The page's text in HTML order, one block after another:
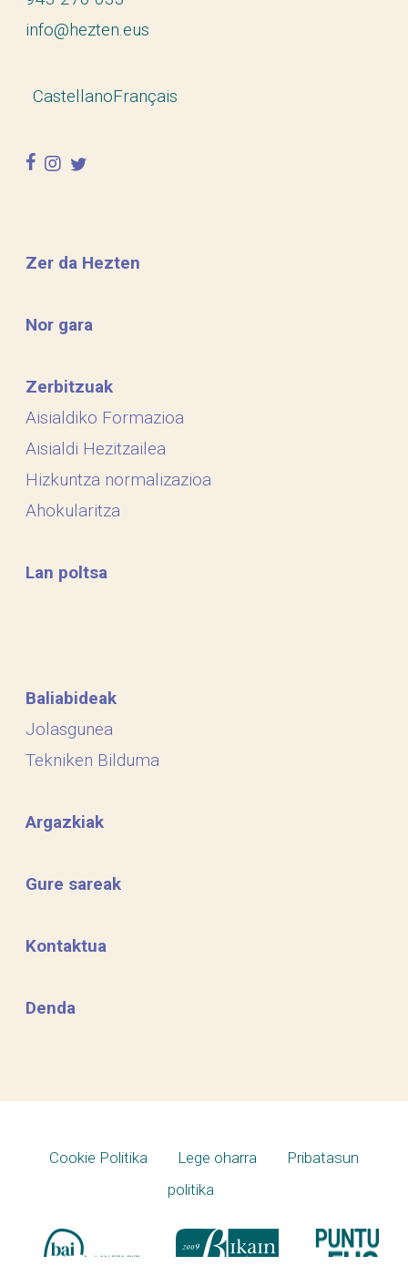
info@hezten.eus
CastellanoFrançais
facebook
instagram
twitter
Zer da Hezten
Nor gara
Zerbitzuak
Aisialdiko Formazioa
Aisialdi Hezitzailea
Hizkuntza normalizazioa
Ahokularitza
Lan poltsa
Baliabideak
Jolasgunea
Tekniken Bilduma
Argazkiak
Gure sareak
Kontaktua
Denda
Cookie Politika Lege oharra
Pribatasun
politika